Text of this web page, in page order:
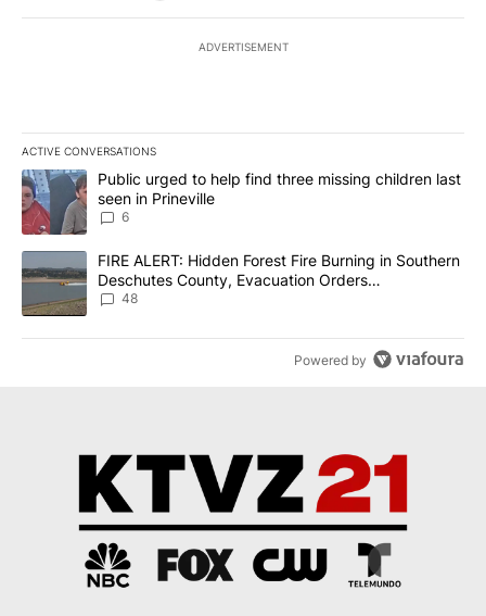
ADVERTISEMENT
ACTIVE CONVERSATIONS
The following is a list of the most commented articles in the last
A trending article titled "Public urged to help find three missing
Public urged to help find three missing children last
seen in Prineville
6
A trending article titled "FIRE ALERT: Hidden Forest Fire
FIRE ALERT: Hidden Forest Fire Burning in Southern
Deschutes County, Evacuation Orders
Implemented
48
Powered by